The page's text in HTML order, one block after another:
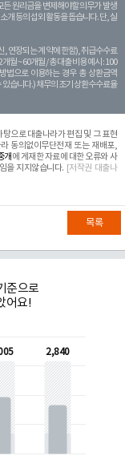
원리금을 변제해야할 의무가 발생
개 등의 섭외 활동을 돕습니다. 단, 실
, 연장되는 계 약에 한함), 취급수수료
월 ~ 60개월 / 총 대출 비용 예시 : 100
법으로 이용하는 경우 총 상환금액
습니다.) 채무의 조기 상환수수료율
탕으로 대출나라가 편집 및 그 표현
동의없이무단전재 또는 재배포,
개 에 게재한 자료에 대한 오류와 사
을 지지않습니다. [저작권 대출나
목록
준으로
어요!
2,840